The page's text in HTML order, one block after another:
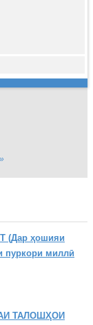
(Дар ҳошияи
пуркори миллӣ
ТАЛОШҲОИ